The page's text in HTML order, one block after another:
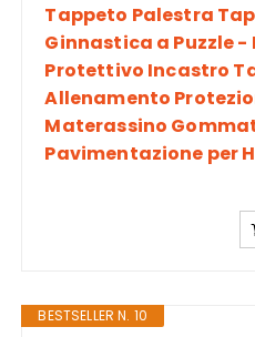
Tappeto Palestra
Ginnastica a Puzzle
Protettivo Incastro
Allenamento
Materassino
Pavimentazione per
BESTSELLER N. 10